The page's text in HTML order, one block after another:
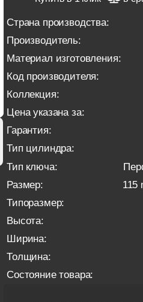
Страна производства:
Производитель:
Материал изготовления:
Код производителя:
Коллекция:
Цена указана за:
Гарантия:
Тип цилиндра:
Тип ключа:
Размер:
115
Типоразмер:
Высота:
Ширина:
Толщина:
Состояние товара: